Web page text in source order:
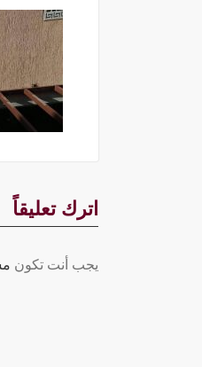
اترك تعليقاً
يجب أنت تكون